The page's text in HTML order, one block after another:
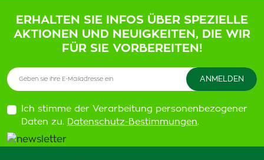
ERHALTEN SIE INFOS ÜBER SPEZIELLE
AKTIONEN UND NEUIGKEITEN, DIE WIR
FÜR SIE VORBEREITEN!
Ich stimme der Verarbeitung personenbezogener
Daten zu. Datenschutz-Bestimmungen.